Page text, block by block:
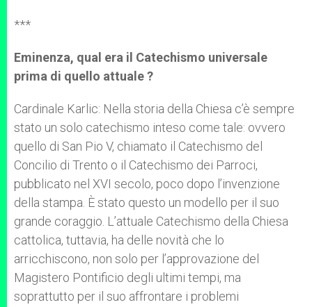
***
Eminenza, qual era il Catechismo universale
prima di quello attuale ?
Cardinale Karlic: Nella storia della Chiesa c’è sempre
stato un solo catechismo inteso come tale: ovvero
quello di San Pio V, chiamato il Catechismo del
Concilio di Trento o il Catechismo dei Parroci,
pubblicato nel XVI secolo, poco dopo l’invenzione
della stampa. È stato questo un modello per il suo
grande coraggio. L’attuale Catechismo della Chiesa
cattolica, tuttavia, ha delle novità che lo
arricchiscono, non solo per l’approvazione del
Magistero Pontificio degli ultimi tempi, ma
soprattutto per il suo affrontare i problemi